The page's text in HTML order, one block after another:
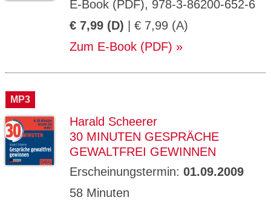
E-Book (PDF), 978-3-86200-652-6
€ 7,99 (D) | € 7,99 (A)
Zum E-Book (PDF)
MP3
Harald Scheerer
30 MINUTEN GESPRÄCHE
GEWALTFREI GEWINNEN
Erscheinungstermin: 01.09.2009
58 Minuten